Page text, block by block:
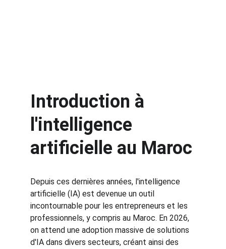
Introduction à
l'intelligence
artificielle au Maroc
Depuis ces dernières années, l'intelligence
artificielle (IA) est devenue un outil
incontournable pour les entrepreneurs et les
professionnels, y compris au Maroc. En 2026,
on attend une adoption massive de solutions
d'IA dans divers secteurs, créant ainsi des